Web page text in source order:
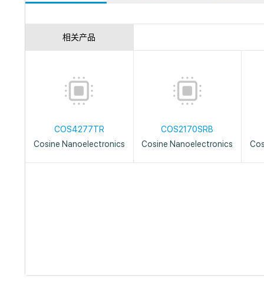
相关产品
COS4277TR
Cosine Nanoelectronics
COS2170SRB
Cosine Nanoelectronics